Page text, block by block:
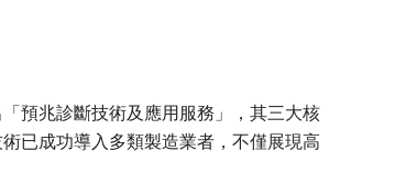
預兆診斷技術及應用服務」，其三大核
已成功導入多類製造業者，不僅展現高